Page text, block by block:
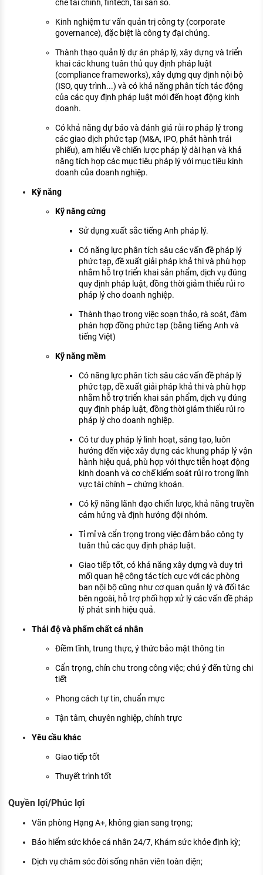
chế tài chính, fintech, tài sản số.
Kinh nghiệm tư vấn quản trị công ty (corporate
governance), đặc biệt là công ty đại chúng.
Thành thạo quản lý dự án pháp lý, xây dựng và triển
khai các khung tuân thủ quy định pháp luật
(compliance frameworks), xây dựng quy định nội bộ
(ISO, quy trình...) và có khả năng phân tích tác động
của các quy định pháp luật mới đến hoạt động kinh
doanh.
Có khả năng dự báo và đánh giá rủi ro pháp lý trong
các giao dịch phức tạp (M&A, IPO, phát hành trái
phiếu), am hiểu về chiến lược pháp lý dài hạn và khả
năng tích hợp các mục tiêu pháp lý với mục tiêu kinh
doanh của doanh nghiệp.
Kỹ năng
Kỹ năng cứng
Sử dụng xuất sắc tiếng Anh pháp lý.
Có năng lực phân tích sâu các vấn đề pháp lý
phức tạp, đề xuất giải pháp khả thi và phù hợp
nhằm hỗ trợ triển khai sản phẩm, dịch vụ đúng
quy định pháp luật, đồng thời giảm thiểu rủi ro
pháp lý cho doanh nghiệp.
Thành thạo trong việc soạn thảo, rà soát, đàm
phán hợp đồng phức tạp (bằng tiếng Anh và
tiếng Việt)
Kỹ năng mềm
Có năng lực phân tích sâu các vấn đề pháp lý
phức tạp, đề xuất giải pháp khả thi và phù hợp
nhằm hỗ trợ triển khai sản phẩm, dịch vụ đúng
quy định pháp luật, đồng thời giảm thiểu rủi ro
pháp lý cho doanh nghiệp.
Có tư duy pháp lý linh hoạt, sáng tạo, luôn
hướng đến việc xây dựng các khung pháp lý vận
hành hiệu quả, phù hợp với thực tiễn hoạt động
kinh doanh và cơ chế kiểm soát rủi ro trong lĩnh
vực tài chính – chứng khoán.
Có kỹ năng lãnh đạo chiến lược, khả năng truyền
cảm hứng và định hướng đội nhóm.
Tỉ mỉ và cẩn trọng trong việc đảm bảo công ty
tuân thủ các quy định pháp luật.
Giao tiếp tốt, có khả năng xây dựng và duy trì
mối quan hệ công tác tích cực với các phòng
ban nội bộ cũng như cơ quan quản lý và đối tác
bên ngoài, hỗ trợ phối hợp xử lý các vấn đề pháp
lý phát sinh hiệu quả.
Thái độ và phẩm chất cá nhân
Điềm tĩnh, trung thực, ý thức bảo mật thông tin
Cẩn trọng, chỉn chu trong công việc; chú ý đến từng chi
tiết
Phong cách tự tin, chuẩn mực
Tận tâm, chuyên nghiệp, chính trực
Yêu cầu khác
Giao tiếp tốt
Thuyết trình tốt
Quyền lợi/Phúc lợi
Văn phòng Hạng A+, không gian sang trọng;
Bảo hiểm sức khỏe cá nhân 24/7, Khám sức khỏe định kỳ;
Dịch vụ chăm sóc đời sống nhân viên toàn diện;